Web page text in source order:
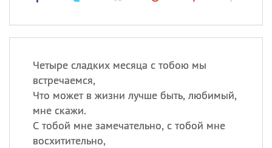
Четыре сладких месяца с тобою мы
встречаемся,
Что может в жизни лучше быть, любимый,
мне скажи.
С тобой мне замечательно, с тобой мне
восхитительно,